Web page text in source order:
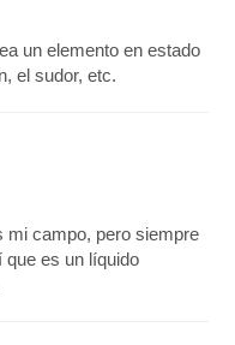
un elemento en estado
el sudor, etc.
mi campo, pero siempre
que es un líquido